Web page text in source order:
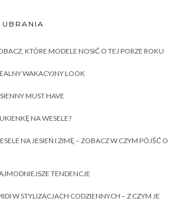
KTÓRE MODELE NOSIĆ O TEJ PORZE ROKU
WAKACYJNY LOOK
MUST HAVE
NA WESELE?
NA JESIEŃ I ZIMĘ – ZOBACZ W CZYM PÓJŚĆ O
TENDENCJE
W STYLIZACJACH CODZIENNYCH – Z CZYM JE